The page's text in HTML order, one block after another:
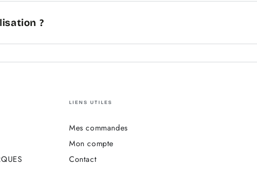
?
LIENS UTILES
Mes commandes
Mon compte
Contact